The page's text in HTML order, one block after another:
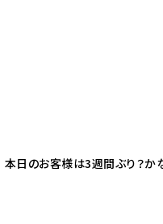
本日のお客様は3週間ぶり？か